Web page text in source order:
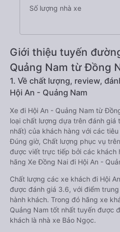
Số lượng nhà xe
Giới thiệu tuyến
Quảng Nam từ Đồng
1. Về chất lượng, review,
Hội An - Quảng Nam
Xe đi Hội An - Quảng Nam từ
loại chất lượng dựa trên đánh giá
nhất) của khách hàng với các
Đúng giờ, Chất lượng phục vụ trên
được viết trực tiếp bởi các khách
hãng Xe Đồng Nai đi Hội An -
Chất lượng các xe khách đi Hội
được đánh giá 3.6, với điểm
hành khách. Trong đó hãng xe
Quảng Nam tốt nhất tuyến được
khách là nhà xe Bảo Ngọc.